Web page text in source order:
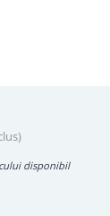
disponibil